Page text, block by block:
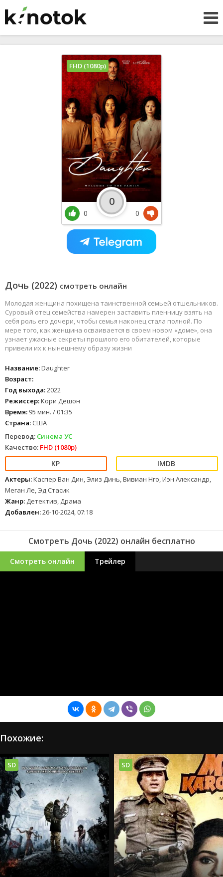
Дочь (2022) смотреть онлайн
Молодая женщина похищена таинственной семьей отшельников.
Суровый отец семейства намерен заставить пленницу взять на
себя роль его дочери, чтобы семья наконец стала полной. По
мере того, как женщина осваивается в своем новом «доме», она
узнает ужасные секреты прошлого его обитателей, которые
привели их к нынешнему образу жизни
Название:Daughter
Возраст:
Год выхода:2022
Режиссер:Кори Дешон
Время: 95 мин. / 01:35
Страна: США
Перевод: Синема УС
Качество: FHD (1080p)
Актеры:Каспер Ван Дин, Элиз Динь, Вивиан Нго, Иэн Александр,
Меган Ле, Эд Стасик
Жанр: Детектив, Драма
Добавлен:26-10-2024, 07:18
FHD (1080p)
0
0
0
Смотреть Дочь (2022) онлайн бесплатно
Смотреть онлайн Трейлер
Похожие:
SD SD